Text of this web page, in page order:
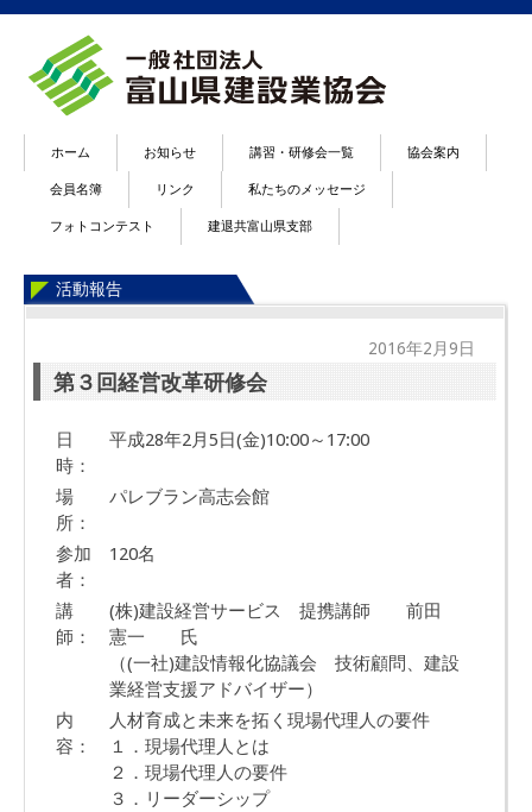
ホーム お知らせ 講習・研修会一覧 協会案内
会員名簿 リンク 私たちのメッセージ
フォトコンテスト 建退共富山県支部
活動報告
2016年2月9日
第３回経営改革研修会
日
時：
平成28年2月5日(金)10:00～17:00
場
所：
パレブラン高志会館
参加
者：
120名
講
師：
(株)建設経営サービス 提携講師 前田
憲一 氏
（(一社)建設情報化協議会 技術顧問、建設
業経営支援アドバイザー）
内
容：
人材育成と未来を拓く現場代理人の要件
１．現場代理人とは
２．現場代理人の要件
３．リーダーシップ